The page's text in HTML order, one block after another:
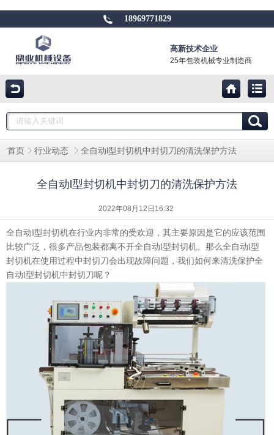
18969771829
高新技术企业
25年包装机械专业制造商
首页 行业动态 全自动l型封切机中封切刀的清洗保护方法
全自动l型封切机中封切刀的清洗保护方法
2022年08月12日16:32
全自动l型封切机在行业内非常的受欢迎，其主要原因是它的应该范围
比较广泛，很多产品包装都离不开全自动l型封切机。那么全自动l型
封切机在使用过程中封切刀会出现故障问题 ，我们如何来清洗保护全
自动l型封切机中封切刀呢？